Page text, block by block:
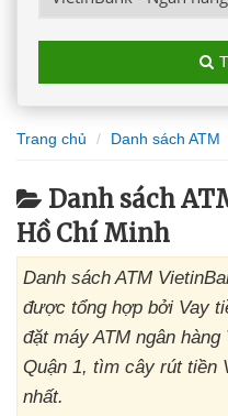
Trang chủ Danh sách ATM
Danh sách
Hồ Chí Minh
Danh sách ATM
được tổng hợp bởi Vay
đặt máy ATM ngân
Quận 1, tìm cây rút tiền
nhất.